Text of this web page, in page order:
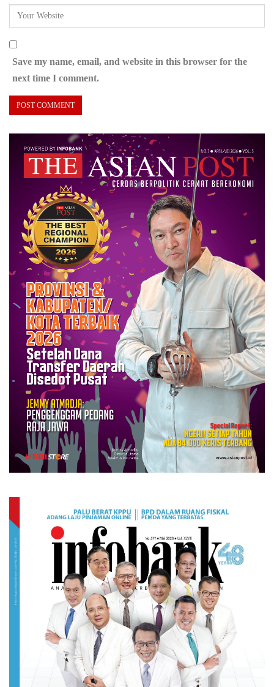
Save my name, email, and website in this browser for the
next time I comment.